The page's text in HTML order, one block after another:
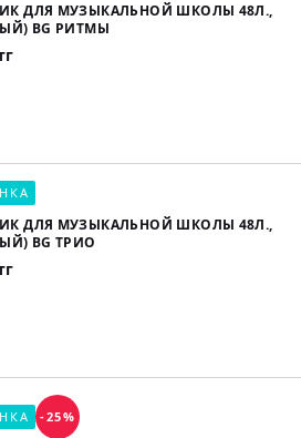
ДЛЯ МУЗЫКАЛЬНОЙ ШКОЛЫ 48Л.,
BG РИТМЫ
ДЛЯ МУЗЫКАЛЬНОЙ ШКОЛЫ 48Л.,
BG ТРИО
-25%